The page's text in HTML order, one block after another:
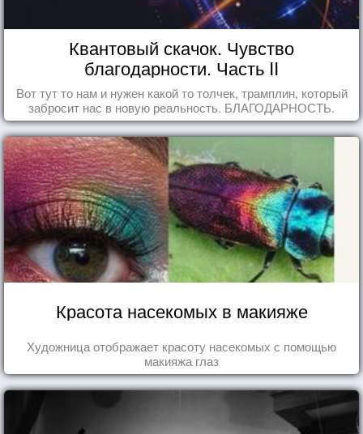
Квантовый скачок. Чувство
благодарности. Часть II
Вот тут то нам и нужен какой то толчек, трамплин, который
забросит нас в новую реальность. БЛАГОДАРНОСТЬ.
Красота насекомых в макияже
Художница отображает красоту насекомых с помощью
макияжа глаз